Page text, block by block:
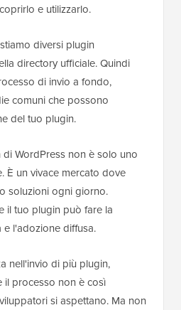
e utilizzarlo.
diversi plugin
directory ufficiale. Quindi
di invio a fondo,
comuni che possono
del tuo plugin.
WordPress non è solo uno
È un vivace mercato dove
soluzioni ogni giorno.
il tuo plugin può fare la
l'adozione diffusa.
nell'invio di più plugin,
processo non è così
si aspettano. Ma non